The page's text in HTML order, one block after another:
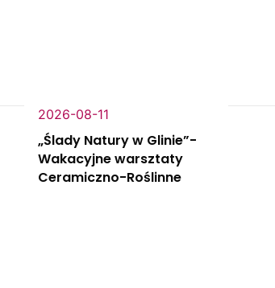
2026-08-11
„Ślady Natury w Glinie”-
Wakacyjne warsztaty
Ceramiczno-Roślinne